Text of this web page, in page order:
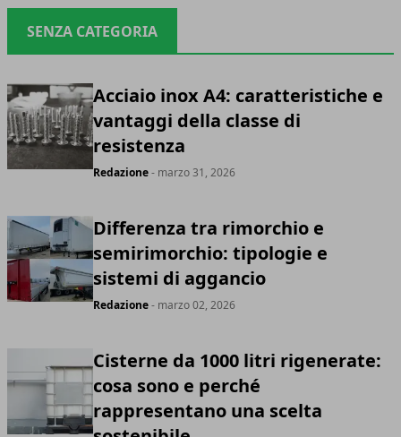
SENZA CATEGORIA
Acciaio inox A4: caratteristiche e
vantaggi della classe di
resistenza
Redazione- marzo 31, 2026
Differenza tra rimorchio e
semirimorchio: tipologie e
sistemi di aggancio
Redazione- marzo 02, 2026
Cisterne da 1000 litri rigenerate:
cosa sono e perché
rappresentano una scelta